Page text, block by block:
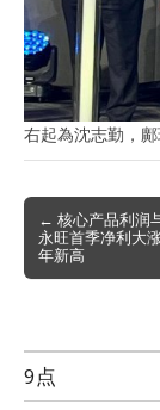
右起為沈志勤，鄺
Post
navigation
← 核心产品利润
永旺首季净利大
年新高
9点